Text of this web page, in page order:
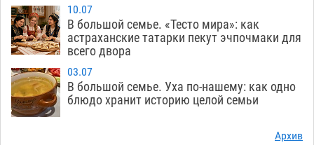
голове полицейского в сто тысяч рублей
07.08
19:36
Завтра астраханская жара вновь приблизится
к 40-градусному пределу
18:57
В Астрахани впервые открыли смену по
теории игр
10.07
В большой семье. «Тесто мира»: как
астраханские татарки пекут эчпочмаки для
всего двора
03.07
В большой семье. Уха по-нашему: как одно
блюдо хранит историю целой семьи
Архив